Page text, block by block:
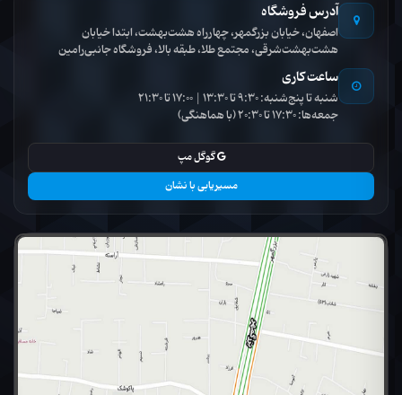
آدرس فروشگاه
اصفهان، خیابان بزرگمهر، چهارراه هشت‌بهشت، ابتدا خیابان
هشت‌بهشت‌شرقی، مجتمع طلا، طبقه بالا، فروشگاه جانبی‌رامین
ساعت کاری
شنبه تا پنج‌شنبه: 9:30 تا 13:30 | 17:00 تا 21:30
جمعه‌ها: 17:30 تا 20:30 (با هماهنگی)
گوگل مپ
مسیریابی با نشان